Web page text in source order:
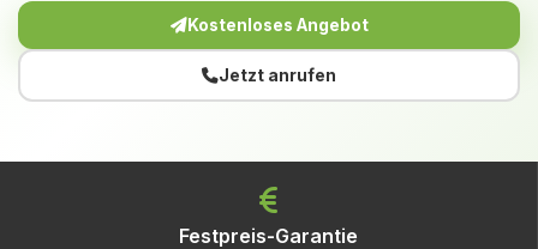
Kostenloses Angebot
Jetzt anrufen
Festpreis-Garantie